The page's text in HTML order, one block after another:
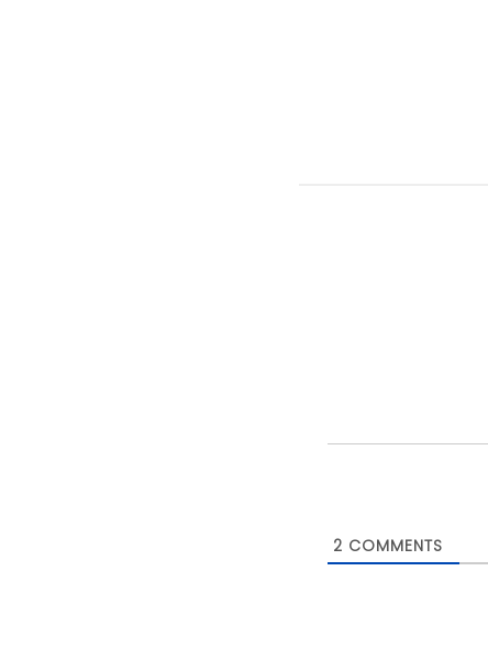
2 COMMENTS